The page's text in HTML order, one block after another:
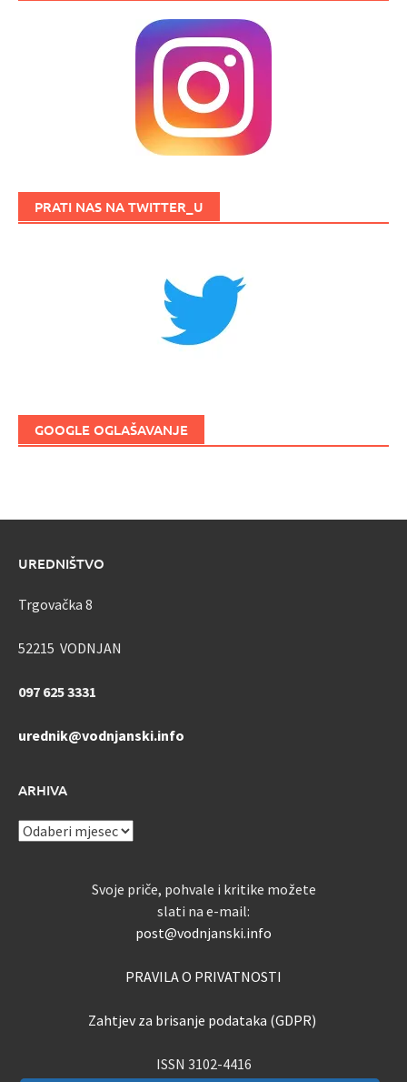
PRATI NAS NA TWITTER_U
GOOGLE OGLAŠAVANJE
UREDNIŠTVO
Trgovačka 8
52215 VODNJAN
097 625 3331
urednik@vodnjanski.info
ARHIVA
ARHIVA
Svoje priče, pohvale i kritike možete
slati na e-mail:
post@vodnjanski.info
PRAVILA O PRIVATNOSTI
Zahtjev za brisanje podataka (GDPR)
ISSN 3102-4416